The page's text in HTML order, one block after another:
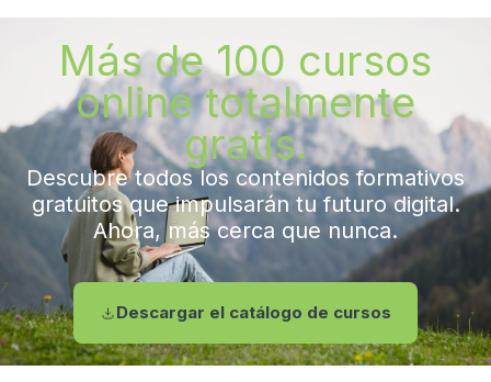
Más de 100 cursos
online totalmente
gratis.
Descubre todos los contenidos formativos
gratuitos que impulsarán tu futuro digital.
Ahora, más cerca que nunca.
Descargar el catálogo de cursos